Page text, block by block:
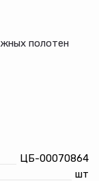
полотен
ЦБ-00070864
шт